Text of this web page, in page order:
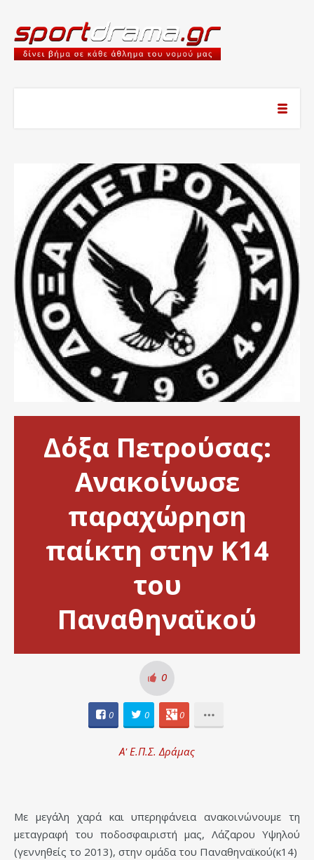
Δόξα Πετρούσας:
Ανακοίνωσε
παραχώρηση
παίκτη στην Κ14
του
Παναθηναϊκού
0
0 0 0
Α' Ε.Π.Σ. Δράμας
Με μεγάλη χαρά και υπερηφάνεια ανακοινώνουμε τη
μεταγραφή του ποδοσφαιριστή μας, Λάζαρου Υψηλού
(γεννηθείς το 2013), στην ομάδα του Παναθηναϊκού(κ14)